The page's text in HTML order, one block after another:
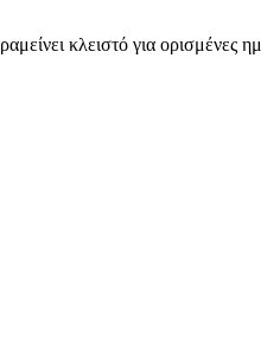
κλειστό για ορισμένες